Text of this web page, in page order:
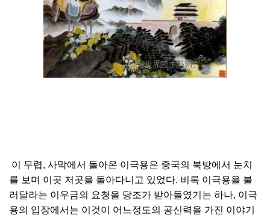
이 무렵, 사막에서 돌아온 이극용은 중국의 북방에서 눈치
를 보며 이곳 저곳을 돌아다니고 있었다. 비록 이극용을 불
러달라는 이우금의 요청을 당조가 받아들였기는 하나, 이극
용의 입장에서는 이것이 어느정도의 공신력을 가진 이야기